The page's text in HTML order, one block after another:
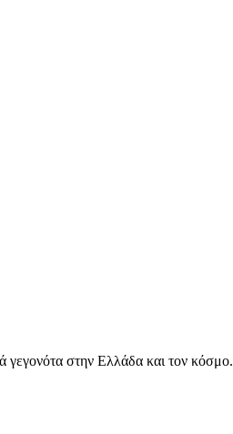
γεγονότα στην Ελλάδα και τον κόσμο.